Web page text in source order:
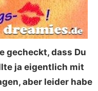
gecheckt, dass Du
ja eigentlich mit
aber leider habe